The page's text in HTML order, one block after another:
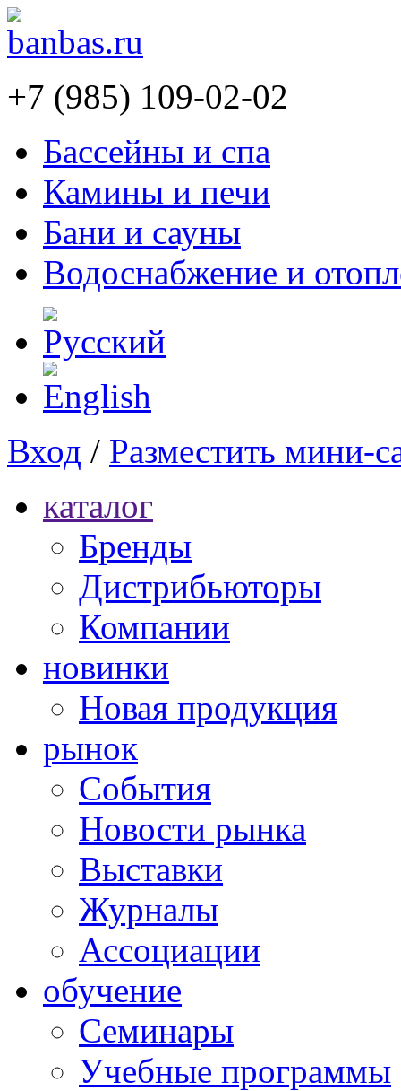
+7 (985) 109-02-02
Бассейны и спа
Камины и печи
Бани и сауны
Водоснабжение и
Вход / Разместить мини-
каталог
Бренды
Дистрибьюторы
Компании
новинки
Новая продукция
рынок
Cобытия
Новости рынка
Выставки
Журналы
Ассоциации
обучение
Семинары
Учебные программы